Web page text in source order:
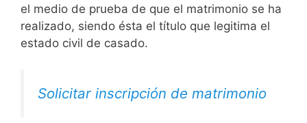
el medio de prueba de que el matrimonio se ha
realizado, siendo ésta el título que legitima el
estado civil de casado.
Solicitar inscripción de matrimonio